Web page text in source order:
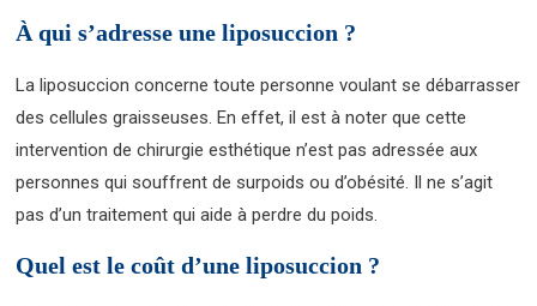
À qui s’adresse une liposuccion ?
La liposuccion concerne toute personne voulant se débarrasser
des cellules graisseuses. En effet, il est à noter que cette
intervention de chirurgie esthétique n’est pas adressée aux
personnes qui souffrent de surpoids ou d’obésité. Il ne s’agit
pas d’un traitement qui aide à perdre du poids.
Quel est le coût d’une liposuccion ?